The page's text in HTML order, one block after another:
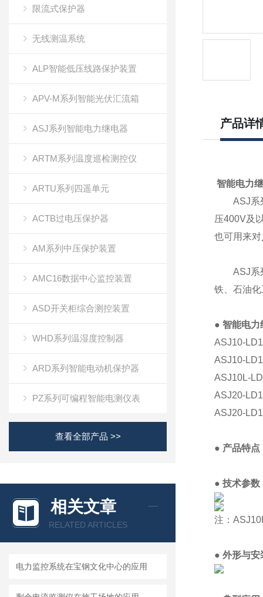
限流式保护器
无线测温系统
ALP智能低压线路保护装置
APV-M系列智能光伏汇流箱
ASJ系列智能电力继电器
ARTM系列温度巡检测控仪
ARTU系列四遥单元
ACTB过电压保护器
AM系列中压保护装置
AMC16数据中心监控装置
ASD开关柜综合测控装置
WHD系列温湿度控制器
ARD系列智能电动机保护器
PZ系列可编程智能电测仪表
查看全部产品 >>
相关文章
RELATED ARTICLES
电力监控系统在宝钢文化中心的应用
产品详
智能电力
ASJ系列
压400V及
也可用来
ASJ系列
铁、石油
● 智能电力
ASJ10-
ASJ10-
ASJ10L-
ASJ20-
ASJ20-
● 产品特点
● 技术参数
注：
● 外形与安